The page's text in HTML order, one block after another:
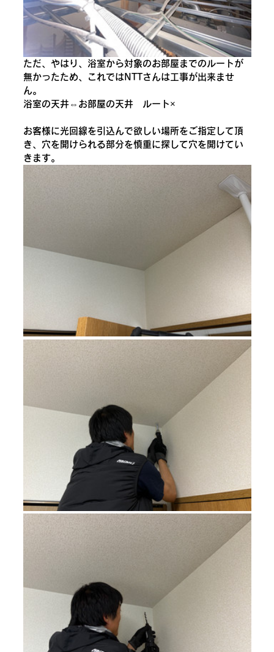
ただ、やはり、浴室から対象のお部屋までのルートが
無かったため、これではNTTさんは工事が出来ませ
ん。
浴室の天井⇔お部屋の天井　ルート×
お客様に光回線を引込んで欲しい場所をご指定して頂
き、穴を開けられる部分を慎重に探して穴を開けてい
きます。